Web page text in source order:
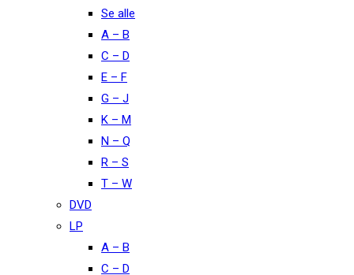
Se alle
A – B
C – D
E – F
G – J
K – M
N – Q
R – S
T – W
DVD
LP
A – B
C – D